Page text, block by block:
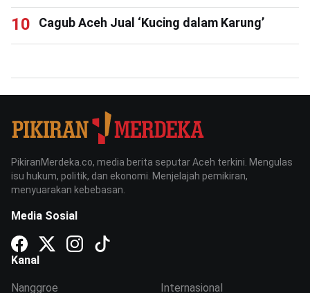
Cagub Aceh Jual ‘Kucing dalam Karung’
PikiranMerdeka.co, media berita seputar Aceh terkini. Mengulas
isu hukum, politik, dan ekonomi. Menjelajah pemikiran,
menyuarakan kebebasan.
Media Sosial
Kanal
Nanggroe Internasional